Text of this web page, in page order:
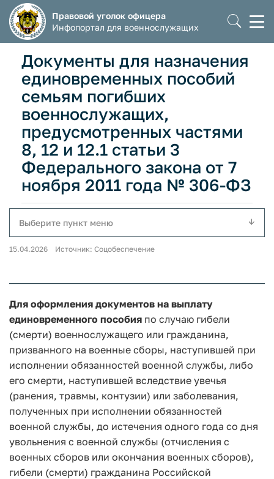
Правовой уголок офицера
Инфопортал для военнослужащих
Документы для назначения
единовременных пособий
семьям погибших
военнослужащих,
предусмотренных частями
8, 12 и 12.1 статьи 3
Федерального закона от 7
ноября 2011 года № 306-ФЗ
Выберите пункт меню
15.04.2026 Источник: Соцобеспечение
Для оформления документов на выплату
единовременного пособия по случаю гибели
(смерти) военнослужащего или гражданина,
призванного на военные сборы, наступившей при
исполнении обязанностей военной службы, либо
его смерти, наступившей вследствие увечья
(ранения, травмы, контузии) или заболевания,
полученных при исполнении обязанностей
военной службы, до истечения одного года со дня
увольнения с военной службы (отчисления с
военных сборов или окончания военных сборов),
гибели (смерти) гражданина Российской